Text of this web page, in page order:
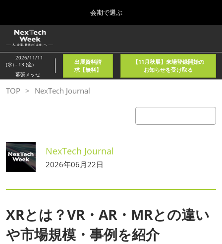
プ
し
て
進
む
to
close
the
menu.
会期で選ぶ
東京国際フォーラム/Tokyo International Forum
2027年04月21日
幕張メッセ/Makuhari Messe, Japan
2026年08月05日
ー
ナ
折
む
2026/11/11
(水) - 13 (金)
幕張メッセ
出展資料請
求【無料】
【11月秋展】来場登録開始の
お知らせを受け取る
TOP NexTech Journal
NexTech Journal
2026年06月22日
XRとは？VR・AR・MRとの違い
や市場規模・事例を紹介